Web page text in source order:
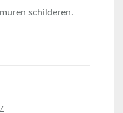
schilderen.